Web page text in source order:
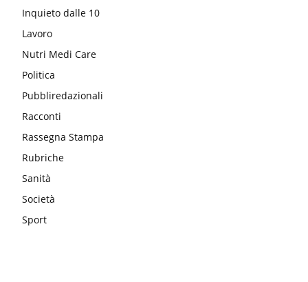
Inquieto dalle 10
Lavoro
Nutri Medi Care
Politica
Pubbliredazionali
Racconti
Rassegna Stampa
Rubriche
Sanità
Società
Sport